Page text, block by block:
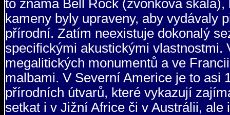
to známá Bell Rock (zvonková
kameny byly upraveny, aby vydávaly
přírodní. Zatím neexistuje dokonalý
specifickými akustickými vlastnostmi.
megalitických monumentů a ve
malbami. V Severní Americe je to asi
přírodních útvarů, které vykazují
setkat i v Jižní Africe či v Austrálii, ale